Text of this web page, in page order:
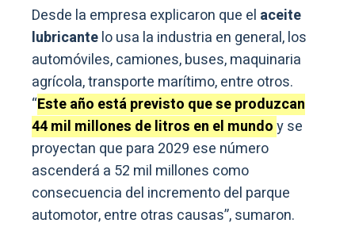
Desde la empresa explicaron que el aceite
lubricantelo usa la industria en general, los
automóviles, camiones, buses, maquinaria
agrícola, transporte marítimo, entre otros.
“Este año está previsto que se produzcan
44 mil millones de litros en el mundoy se
proyectan que para 2029 ese número
ascenderá a 52 mil millones como
consecuencia del incremento del parque
automotor, entre otras causas”, sumaron.